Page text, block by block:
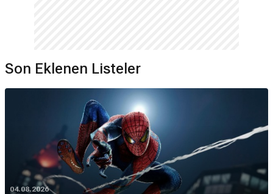
Son Eklenen Listeler
04.08.2026